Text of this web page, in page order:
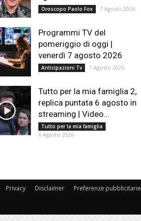
Oroscopo Paolo Fox 7 Agosto 2026
Programmi TV del
pomeriggio di oggi |
venerdì 7 agosto 2026
Anticipazioni Tv 7 Agosto 2026
Tutto per la mia famiglia 2,
replica puntata 6 agosto in
streaming | Video...
Tutto per la mia famiglia
6 Agosto 2026
Privacy Disclaimer Preferenze pubblicitarie